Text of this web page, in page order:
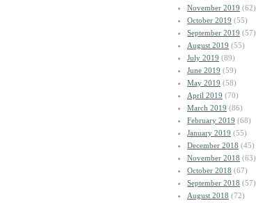
November 2019 (62)
October 2019 (55)
September 2019 (57)
August 2019 (55)
July 2019 (89)
June 2019 (59)
May 2019 (58)
April 2019 (70)
March 2019 (86)
February 2019 (68)
January 2019 (55)
December 2018 (45)
November 2018 (63)
October 2018 (67)
September 2018 (57)
August 2018 (72)